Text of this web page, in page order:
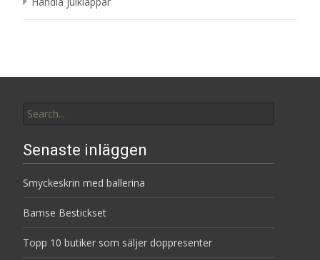
for:
Senaste inläggen
Smyckeskrin med ballerina
Bamse Bestickset
Topp 10 butiker som säljer doppresenter